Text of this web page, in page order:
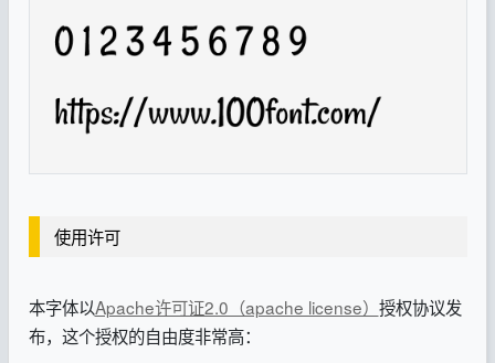
使用许可
本字体以Apache许可证2.0（apache license） 授权协议发
布，这个授权的自由度非常高：